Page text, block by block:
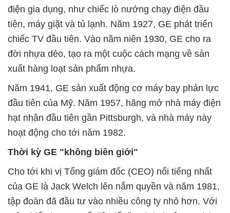
điện gia dụng, như chiếc lò nướng chạy điện đầu
tiên, máy giặt và tủ lạnh. Năm 1927, GE phát triển
chiếc TV đầu tiên. Vào năm niên 1930, GE cho ra
đời nhựa dẻo, tạo ra một cuộc cách mạng về sản
xuất hàng loạt sản phẩm nhựa.
Năm 1941, GE sản xuất động cơ máy bay phản lực
đầu tiên của Mỹ. Năm 1957, hãng mở nhà máy điện
hạt nhân đầu tiên gần Pittsburgh, và nhà máy này
hoạt động cho tới năm 1982.
Thời kỳ GE "không biên giới"
Cho tới khi vị Tổng giám đốc (CEO) nổi tiếng nhất
của GE là Jack Welch lên nắm quyền và năm 1981,
tập đoàn đã đầu tư vào nhiều công ty nhỏ hơn. Với